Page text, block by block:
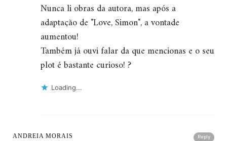
Nunca li obras da autora, mas após a
adaptação de "Love, Simon", a vontade
aumentou!
Também já ouvi falar da que mencionas e o seu
plot é bastante curioso! ?
Loading...
Reply
ANDREIA MORAIS